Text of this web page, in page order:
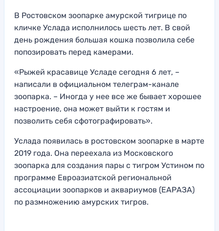
В Ростовском зоопарке амурской тигрице по
кличке Услада исполнилось шесть лет. В свой
день рождения большая кошка позволила себе
попозировать перед камерами.
«Рыжей красавице Усладе сегодня 6 лет, –
написали в официальном телеграм-канале
зоопарка. – Иногда у нее все же бывает хорошее
настроение, она может выйти к гостям и
позволить себя сфотографировать».
Услада появилась в ростовском зоопарке в марте
2019 года. Она переехала из Московского
зоопарка для создания пары с тигром Устином по
программе Евроазиатской региональной
ассоциации зоопарков и аквариумов (ЕАРАЗА)
по размножению амурских тигров.